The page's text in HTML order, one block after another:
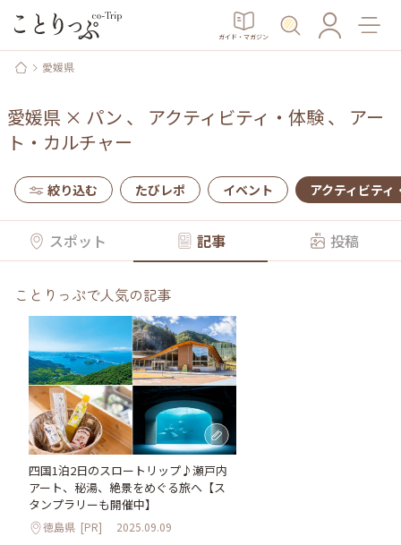
ガイド・マガジン
愛媛県
愛媛県 × パン 、 アクティビティ・体験、 アー
ト・カルチャー
絞り込む たびレポ イベント アクティビティ
スポット 記事 投稿
ことりっぷで人気の記事
四国1泊2日のスロートリップ♪瀬戸内
アート、秘湯、絶景をめぐる旅へ【ス
タンプラリーも開催中】
徳島県 [PR] 2025.09.09